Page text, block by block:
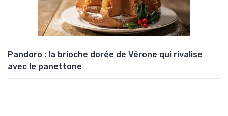
Pandoro : la brioche dorée de Vérone qui rivalise
avec le panettone